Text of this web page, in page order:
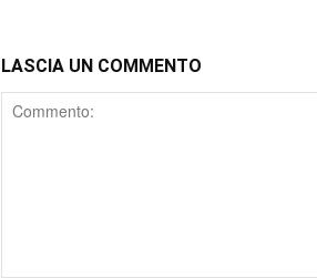
LASCIA UN COMMENTO
Comment